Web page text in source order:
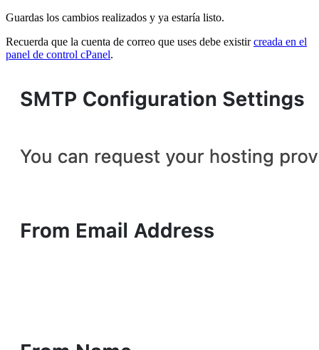
Guardas los cambios realizados y ya estaría listo.
Recuerda que la cuenta de correo que uses debe existircreada en el
panel de control cPanel.